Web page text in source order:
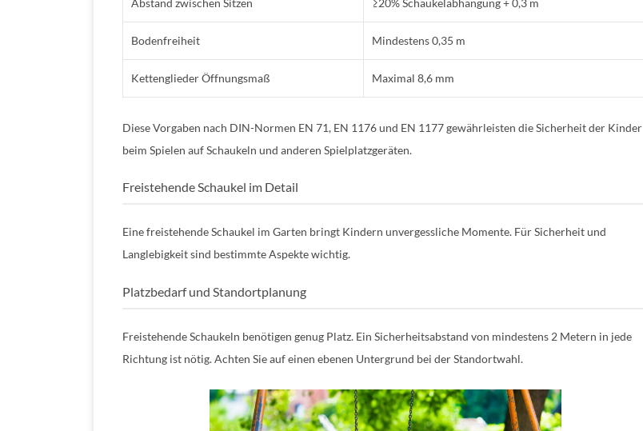
Abstand zwischen Sitzen ≥20% Schaukelabhängung + 0,3 m
Bodenfreiheit Mindestens 0,35 m
Kettenglieder Öffnungsmaß Maximal 8,6 mm
Diese Vorgaben nach DIN-Normen EN 71, EN 1176 und EN 1177 gewährleisten die Sicherheit der Kinder
beim Spielen auf Schaukeln und anderen Spielplatzgeräten.
Freistehende Schaukel im Detail
Eine freistehende Schaukel im Garten bringt Kindern unvergessliche Momente. Für Sicherheit und
Langlebigkeit sind bestimmte Aspekte wichtig.
Platzbedarf und Standortplanung
Freistehende Schaukeln benötigen genug Platz. Ein Sicherheitsabstand von mindestens 2 Metern in jede
Richtung ist nötig. Achten Sie auf einen ebenen Untergrund bei der Standortwahl.